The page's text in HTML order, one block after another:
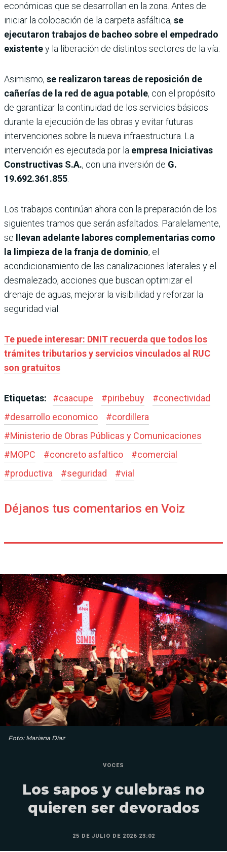
económicas que se desarrollan en la zona. Antes de
iniciar la colocación de la carpeta asfáltica, se
ejecutaron trabajos de bacheo sobre el empedrado
existentey la liberación de distintos sectores de la vía.
Asimismo, se realizaron tareas de reposición de
cañerías de la red de agua potable, con el propósito
de garantizar la continuidad de los servicios básicos
durante la ejecución de las obras y evitar futuras
intervenciones sobre la nueva infraestructura. La
intervención es ejecutada por la empresa Iniciativas
Constructivas S.A., con una inversión de G.
19.692.361.855
Los trabajos continúan ahora con la preparación de los
siguientes tramos que serán asfaltados. Paralelamente,
se
llevan adelante labores complementarias como
la limpieza de la franja de dominio, el
acondicionamiento de las canalizaciones laterales y el
desmalezado, acciones que buscan optimizar el
drenaje de aguas, mejorar la visibilidad y reforzar la
seguridad vial.
Te puede interesar: DNIT recuerda que todos los
trámites tributarios y servicios vinculados al RUC
son gratuitos
Etiquetas: #caacupe #piribebuy #conectividad
#desarrollo economico #cordillera
#Ministerio de Obras Públicas y Comunicaciones
#MOPC #concreto asfaltico #comercial
#productiva #seguridad #vial
Déjanos tus comentarios en Voiz
Foto: Mariana Díaz
VOCES
Los sapos y culebras no
quieren ser devorados
25 DE JULIO DE 2026 23:02